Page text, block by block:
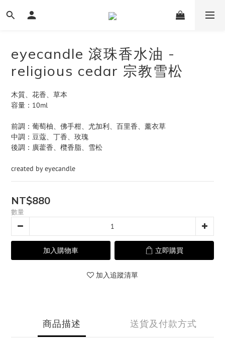
eyecandle 滾珠香水油 -
religious cedar 宗教雪松
木質、花香、草本
容量：10ml
前調：葡萄柚、佛手柑、尤加利、百里香、薰衣草
中調：豆蔻、丁香、玫瑰
後調：廣藿香、欖香脂、雪松
created by eyecandle
NT$880
數量
加入購物車 立即購買
加入追蹤清單
商品描述 送貨及付款方式